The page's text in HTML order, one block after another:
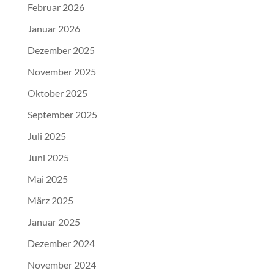
Februar 2026
Januar 2026
Dezember 2025
November 2025
Oktober 2025
September 2025
Juli 2025
Juni 2025
Mai 2025
März 2025
Januar 2025
Dezember 2024
November 2024